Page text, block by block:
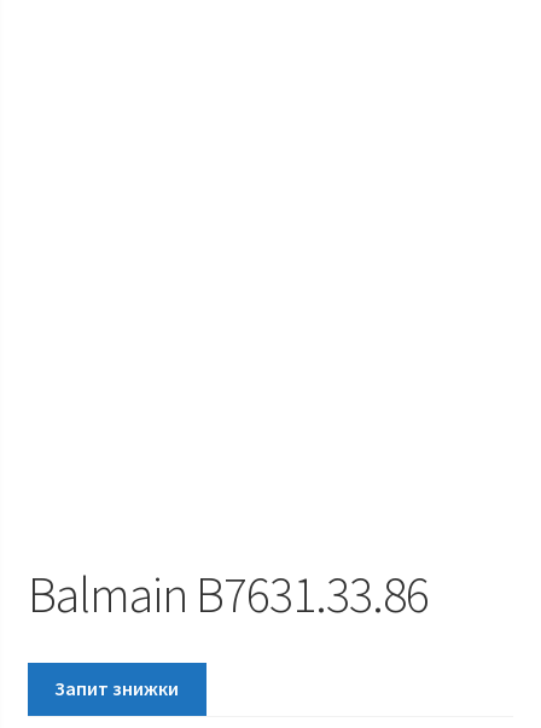
Balmain B7631.33.86